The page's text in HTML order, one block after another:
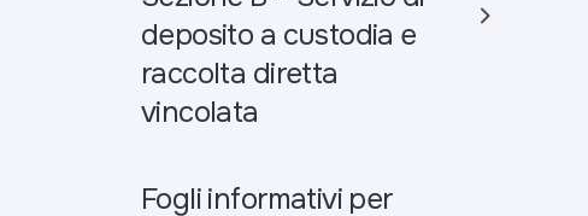
deposito a custodia e
raccolta diretta
vincolata
Fogli informativi per